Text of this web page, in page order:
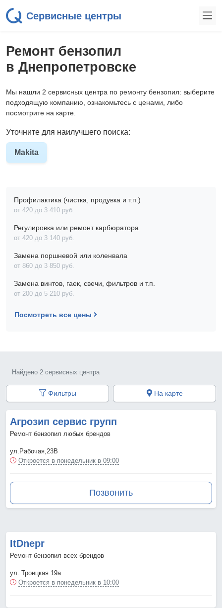
Сервисные центры
Ремонт бензопил
в Днепропетровске
Мы нашли 2 сервисных центра по ремонту бензопил: выберите
подходящую компанию, ознакомьтесь с ценами, либо
посмотрите на карте.
Уточните для наилучшего поиска:
Makita
Профилактика (чистка, продувка и т.п.)
от 420 до 3 410 pyб.
Регулировка или ремонт карбюратора
от 420 до 3 140 pyб.
Замена поршневой или коленвала
от 860 до 3 850 pyб.
Замена винтов, гаек, свечи, фильтров и т.п.
от 200 до 5 210 pyб.
Посмотреть все цены
Найдено 2 сервисных центра
Фильтры На карте
Агрозип сервис групп
Ремонт бензопил любых брендов
ул.Рабочая,23В
Откроется в понедельник в 09:00
Позвонить
ItDnepr
Ремонт бензопил всех брендов
ул. Троицкая 19а
Откроется в понедельник в 10:00